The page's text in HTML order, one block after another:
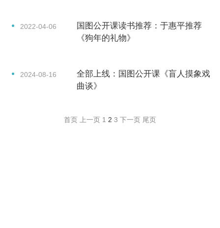
2022-04-06
国图公开课读书推荐：于惠平推荐
《狗年的礼物》
2024-08-16
全部上线：国图公开课《盲人摸象戏
曲谈》
首页 上一页 1 2 3 下一页 尾页